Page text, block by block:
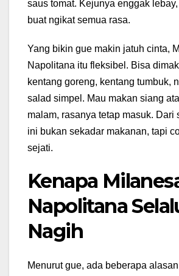
saus tomat. Kejunya enggak
buat ngikat semua rasa.
Yang bikin gue makin jatuh cinta,
Napolitana itu fleksibel. Bisa
kentang goreng, kentang tumbuk,
salad simpel. Mau makan siang
malam, rasanya tetap masuk. Dari
ini bukan sekadar makanan, tapi
sejati.
Kenapa
Napolitana
Nagih
Menurut gue, ada beberapa